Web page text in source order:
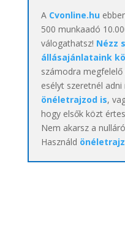
A Cvonline.hu
500 munkaadó
válogathatsz! Nézz
állásajánlataink
számodra
esélyt szeretnél adni
önéletrajzod is,
hogy elsők közt
Nem akarsz a
Használd